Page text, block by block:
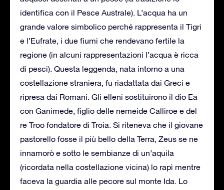
identifica con il Pesce Australe). L’acqua ha un
grande valore simbolico perché rappresenta il Tigri
e l’Eufrate, i due fiumi che rendevano fertile la
regione (in alcuni rappresentazioni l’acqua è ricca
di pesci). Questa leggenda, nata intorno a una
costellazione straniera, fu riadattata dai Greci e
ripresa dai Romani. Gli elleni sostituirono il dio Ea
con Ganimede, figlio delle nemeide Calliroe e del
re Troo fondatore di Troia. Si riteneva che il giovane
pastorello fosse il più bello della Terra, Zeus se ne
innamorò e sotto le sembianze di un’aquila
(ricordata nella costellazione vicina) lo rapì mentre
faceva la guardia alle pecore sul monte Ida. Lo